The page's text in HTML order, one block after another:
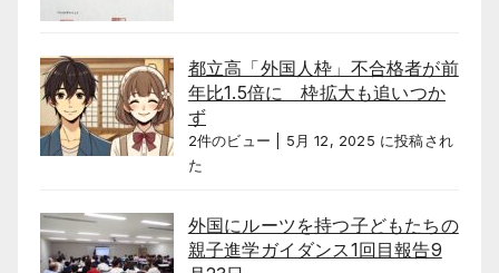
都立高「外国人枠」不合格者が前
年比1.5倍に 枠拡大も追いつか
ず
2件のビュー
5月 12, 2025 に投稿され
た
外国にルーツを持つ子どもたちの
親子進学ガイダンス1回目報告9